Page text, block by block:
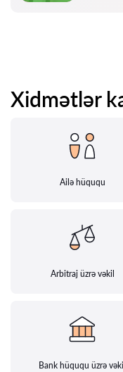
Xidmətlər
Ailə hüququ
Arbitraj üzrə vəkil
Bank hüququ üzrə vəkil